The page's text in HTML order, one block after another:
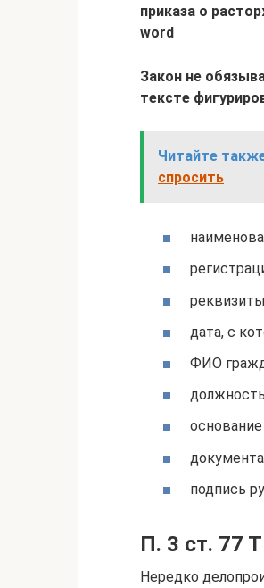
приказа о
word
Закон не
тексте
Читайте
спросить
дата, с
ФИО
подпись
П. 3 ст. 77
Нередко